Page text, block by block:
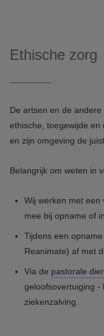
Ethische zorg
De artsen en de
ethische, toegewijde
en zijn omgeving de
Belangrijk om weten in
Wij werken met een
mee bij opname of
Tijdens een
Reanimate) af met
Via de pastorale
geloofsovertuiging -
ziekenzalving.